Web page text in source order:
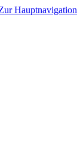
Hauptnavigation